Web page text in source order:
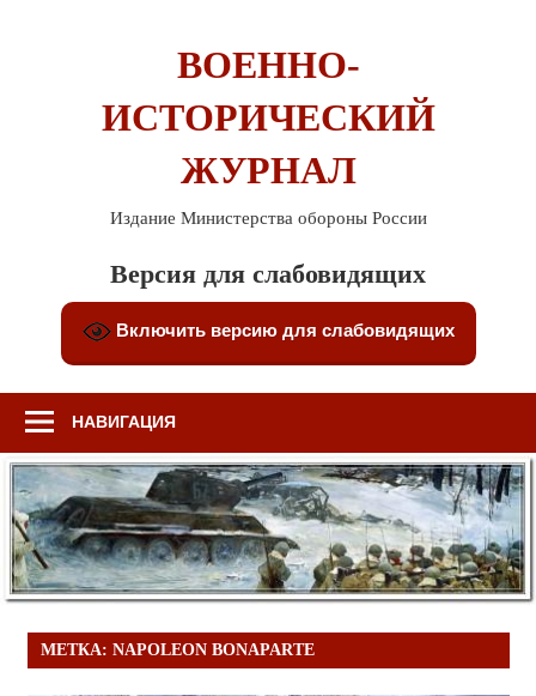
ВОЕННО-
ИСТОРИЧЕСКИЙ
ЖУРНАЛ
Издание Министерства обороны России
Версия для слабовидящих
Включить версию для слабовидящих
НАВИГАЦИЯ
МЕТКА: NAPOLEON BONAPARTE